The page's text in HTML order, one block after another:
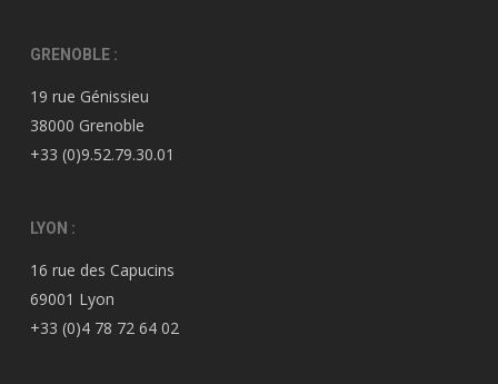
GRENOBLE :
19 rue Génissieu
38000 Grenoble
+33 (0)9.52.79.30.01
LYON :
16 rue des Capucins
69001 Lyon
+33 (0)4 78 72 64 02